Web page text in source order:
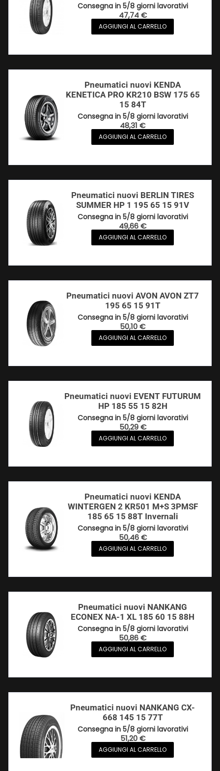
Consegna in 5/8 giorni lavorativi
47,74€
AGGIUNGI AL CARRELLO
Pneumatici nuovi KENDA
KENETICA PRO KR210 BSW 175 65
15 84T
Consegna in 5/8 giorni lavorativi
48,31€
AGGIUNGI AL CARRELLO
Pneumatici nuovi BERLIN TIRES
SUMMER HP 1 195 65 15 91V
Consegna in 5/8 giorni lavorativi
49,66€
AGGIUNGI AL CARRELLO
Pneumatici nuovi AVON AVON ZT7
195 65 15 91T
Consegna in 5/8 giorni lavorativi
50,10€
AGGIUNGI AL CARRELLO
Pneumatici nuovi EVENT FUTURUM
HP 185 55 15 82H
Consegna in 5/8 giorni lavorativi
50,29€
AGGIUNGI AL CARRELLO
Pneumatici nuovi KENDA
WINTERGEN 2 KR501 M+S 3PMSF
185 65 15 88T Invernali
Consegna in 5/8 giorni lavorativi
50,46€
AGGIUNGI AL CARRELLO
Pneumatici nuovi NANKANG
ECONEX NA-1 XL 185 60 15 88H
Consegna in 5/8 giorni lavorativi
50,86€
AGGIUNGI AL CARRELLO
Pneumatici nuovi NANKANG CX-
668 145 15 77T
Consegna in 5/8 giorni lavorativi
51,20€
AGGIUNGI AL CARRELLO